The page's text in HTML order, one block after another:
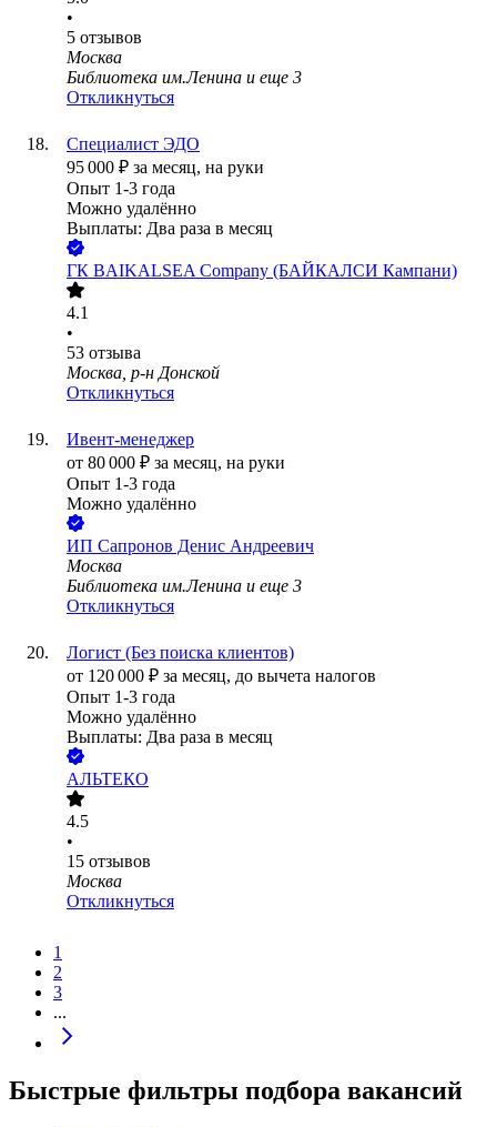
•
5 отзывов
Москва
Библиотека им.Ленина и еще 3
Откликнуться
Специалист ЭДО
95 000 ₽ за месяц, на руки
Опыт 1-3 года
Можно удалённо
Выплаты: Два раза в месяц
ГК BAIKALSEA Company (БАЙКАЛСИ Кампани)
4.1
•
53 отзыва
Москва, р-н Донской
Откликнуться
Ивент-менеджер
от 80 000 ₽ за месяц, на руки
Опыт 1-3 года
Можно удалённо
ИП Сапронов Денис Андреевич
Москва
Библиотека им.Ленина и еще 3
Откликнуться
Логист (Без поиска клиентов)
от 120 000 ₽ за месяц, до вычета налогов
Опыт 1-3 года
Можно удалённо
Выплаты: Два раза в месяц
АЛЬТЕКО
4.5
•
15 отзывов
Москва
Откликнуться
1
2
3
...
Быстрые фильтры подбора вакансий